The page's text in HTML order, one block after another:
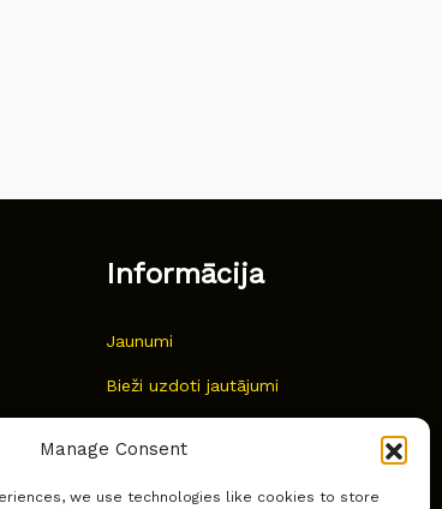
Manage Consent
we use technologies like cookies to store
Informācija
Jaunumi
Bieži uzdoti jautājumi